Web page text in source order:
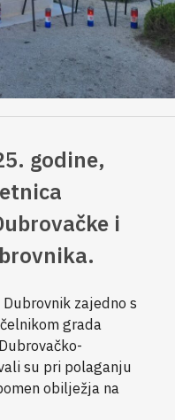
godine,
i
zajedno s
grada
su pri polaganju
obilježja na